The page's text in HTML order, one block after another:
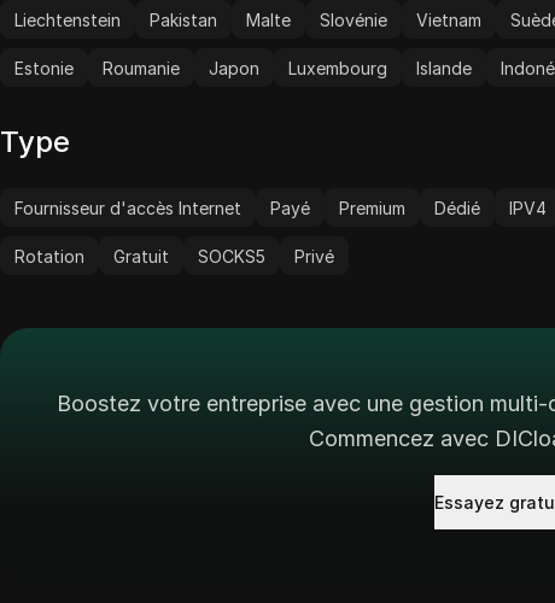
Liechtenstein Pakistan Malte Slovénie Vietnam
Estonie Roumanie Japon Luxembourg Islande
Type
Fournisseur d'accès Internet Payé Premium Dédié IPV4
Rotation Gratuit SOCKS5 Privé
Boostez votre entreprise avec une gestion
Commencez avec
Essayez